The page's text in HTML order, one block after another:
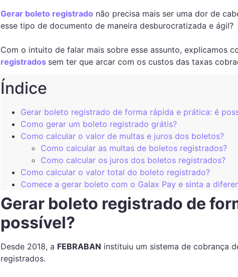
Gerar boleto registrado não precisa mais ser uma dor de
esse tipo de documento de maneira desburocratizada e ágil?
Com o intuito de falar mais sobre esse assunto, explicamos
registrados sem ter que arcar com os custos das taxas
Índice
Gerar boleto registrado de forma rápida e prática: é
Como gerar um boleto registrado grátis?
Como calcular o valor de multas e juros dos boletos?
Como calcular as multas de boletos registrados?
Como calcular os juros dos boletos registrados?
Como calcular o valor total do boleto registrado?
Comece a gerar boleto com o Galax Pay e sinta a
Gerar boleto registrado de
possível?
Desde 2018, a FEBRABAN instituiu um sistema de cobrança
registrados.